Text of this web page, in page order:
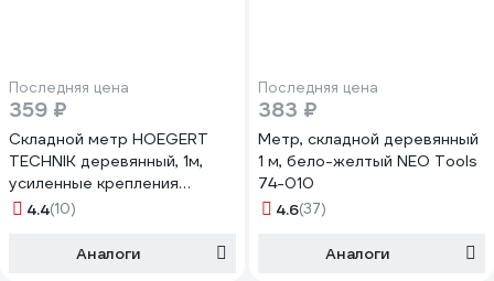
Последняя цена
359 ₽
Складной метр HOEGERT
TECHNIK деревянный, 1м,
усиленные крепления
HT4M261-D
4.4(10)
Аналоги
Последняя цена
383 ₽
Метр, складной деревянный
1 м, бело-желтый NEO Tools
74-010
4.6(37)
Аналоги